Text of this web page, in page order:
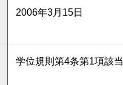
2006年3月15日
学位規則第4条第1項該当